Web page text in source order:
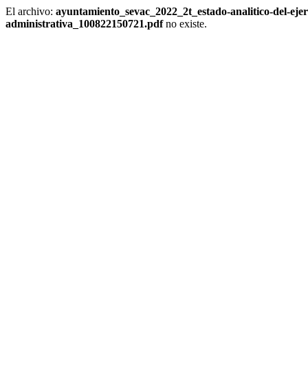
El archivo: ayuntamiento_sevac_2022_2t_estado-analitico-del-
administrativa_100822150721.pdfno existe.